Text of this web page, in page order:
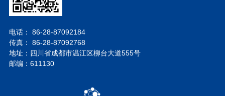
电话： 86-28-87092184
传真： 86-28-87092768
地址：四川省成都市温江区柳台大道555号
邮编：611130